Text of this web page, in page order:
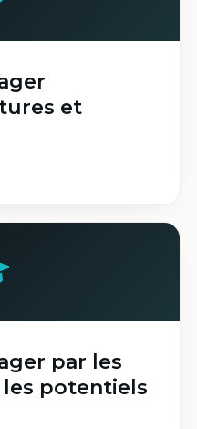
et
par les
potentiels​